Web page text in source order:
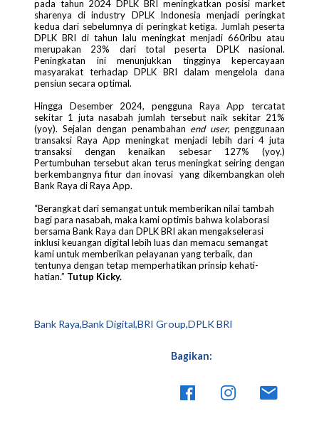
pada tahun 2024 DPLK BRI meningkatkan posisi market
sharenya di industry DPLK Indonesia menjadi peringkat
kedua dari sebelumnya di peringkat ketiga. Jumlah peserta
DPLK BRI di tahun lalu meningkat menjadi 660ribu atau
merupakan 23% dari total peserta DPLK nasional.
Peningkatan ini menunjukkan tingginya kepercayaan
masyarakat terhadap DPLK BRI dalam mengelola dana
pensiun secara optimal.
Hingga Desember 2024, pengguna Raya App tercatat
sekitar 1 juta nasabah jumlah tersebut naik sekitar 21%
(yoy). Sejalan dengan penambahan end user, penggunaan
transaksi Raya App meningkat menjadi lebih dari 4 juta
transaksi dengan kenaikan sebesar 127% (yoy.)
Pertumbuhan tersebut akan terus meningkat seiring dengan
berkembangnya fitur dan inovasi yang dikembangkan oleh
Bank Raya di Raya App.
“Berangkat dari semangat untuk memberikan nilai tambah
bagi para nasabah, maka kami optimis bahwa kolaborasi
bersama Bank Raya dan DPLK BRI akan mengakselerasi
inklusi keuangan digital lebih luas dan memacu semangat
kami untuk memberikan pelayanan yang terbaik, dan
tentunya dengan tetap memperhatikan prinsip kehati-
hatian.” Tutup Kicky.
Bank Raya,Bank Digital,BRI Group,DPLK BRI
Bagikan: